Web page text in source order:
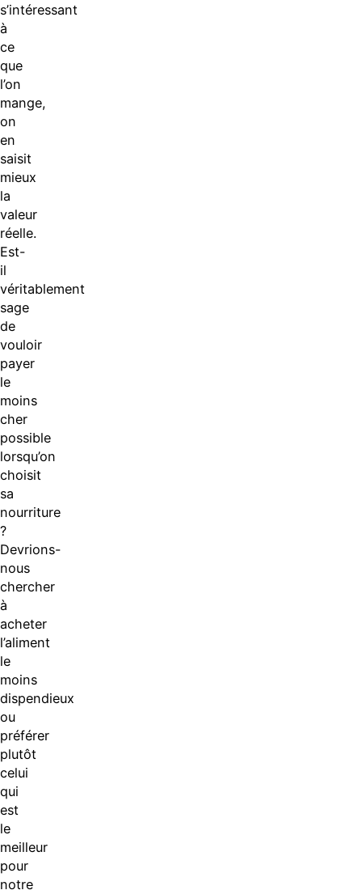
s’intéressant
à
ce
que
l’on
mange,
on
en
saisit
mieux
la
valeur
réelle.
Est-
il
véritablement
sage
de
vouloir
payer
le
moins
cher
possible
lorsqu’on
choisit
sa
nourriture
?
Devrions-
nous
chercher
à
acheter
l’aliment
le
moins
dispendieux
ou
préférer
plutôt
celui
qui
est
le
meilleur
pour
notre